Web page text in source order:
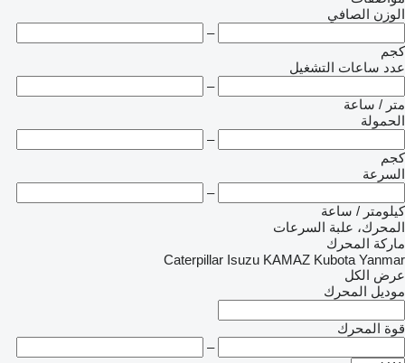
الوزن الصافي
–
كجم
عدد ساعات التشغيل
–
متر / ساعة
الحمولة
–
كجم
السرعة
–
كيلومتر / ساعة
المحرك، علبة السرعات
ماركة المحرك
Caterpillar Isuzu KAMAZ Kubota Yanmar
عرض الكل
موديل المحرك
قوة المحرك
–